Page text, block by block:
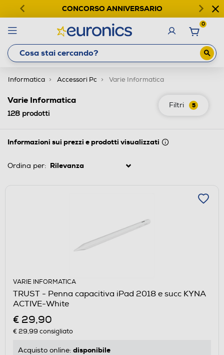
CONCORSO ANNIVERSARIO
0
Informatica Accessori Pc Varie Informatica
Filtri 5
Varie Informatica
128 prodotti
Informazioni sui prezzi e prodotti visualizzati
Ordina per:
VARIE INFORMATICA
TRUST - Penna capacitiva iPad 2018 e succ KYNA
ACTIVE-White
€ 29,90
€ 29,99 consigliato
Acquisto online: disponibile